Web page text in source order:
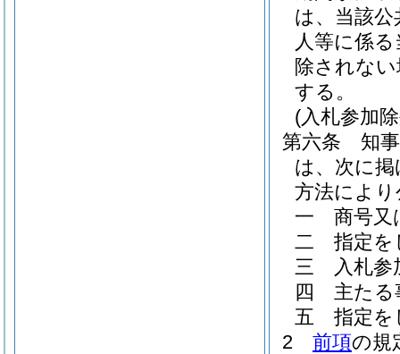
は、当該
人等に係
除されな
する。
(入札参加
第六条
知
は、次に
方法によ
一
商号又
二
指定を
三
入札
四
主たる
五
指定を
2
前項の規